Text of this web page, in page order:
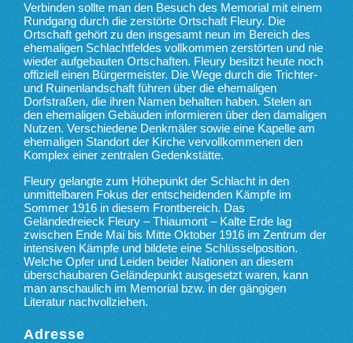
Verbinden sollte man den Besuch des Memorial mit einem
Rundgang durch die zerstörte Ortschaft Fleury. Die
Ortschaft gehört zu den insgesamt neun im Bereich des
ehemaligen Schlachtfeldes vollkommen zerstörten und nie
wieder aufgebauten Ortschaften. Fleury besitzt heute noch
offiziell einen Bürgermeister. Die Wege durch die Trichter-
und Ruinenlandschaft führen über die ehemaligen
Dorfstraßen, die ihren Namen behalten haben. Stelen an
den ehemaligen Gebäuden informieren über den damaligen
Nutzen. Verschiedene Denkmäler sowie eine Kapelle am
ehemaligen Standort der Kirche vervollkommenen den
Komplex einer zentralen Gedenkstätte.
Fleury gelangte zum Höhepunkt der Schlacht in den
unmittelbaren Fokus der entscheidenden Kämpfe im
Sommer 1916 in diesem Frontbereich. Das
Geländedreieck Fleury – Thiaumont – Kalte Erde lag
zwischen Ende Mai bis Mitte Oktober 1916 im Zentrum der
intensiven Kämpfe und bildete eine Schlüsselposition.
Welche Opfer und Leiden beider Nationen an diesem
überschaubaren Geländepunkt ausgesetzt waren, kann
man anschaulich im Memorial bzw. in der gängigen
Literatur nachvollziehen.
Adresse